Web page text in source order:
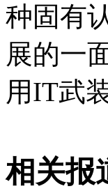
种固有
展的一
用IT武
相关报